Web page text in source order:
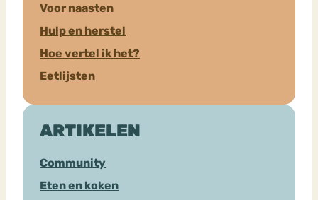
Voor naasten
Hulp en herstel
Hoe vertel ik het?
Eetlijsten
ARTIKELEN
Community
Eten en koken